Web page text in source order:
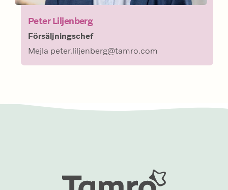
Peter Liljenberg
Försäljningschef
Mejla peter.liljenberg@tamro.com